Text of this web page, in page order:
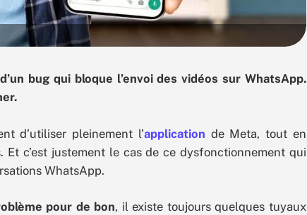
bug qui bloque l’envoi des vidéos sur WhatsApp.
d’utiliser pleinement l’application de Meta, tout en
c’est justement le cas de ce dysfonctionnement qui
WhatsApp.
pour de bon, il existe toujours quelques tuyaux